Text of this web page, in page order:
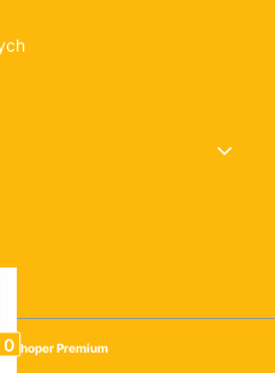
Shoper Premium
w koszyku: 0. Zobacz